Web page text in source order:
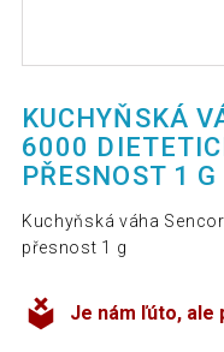
KUCHYŇSKÁ
6000
PŘESNOST 1 G
Kuchyňská váha
přesnost 1 g
Je nám ľúto, ale